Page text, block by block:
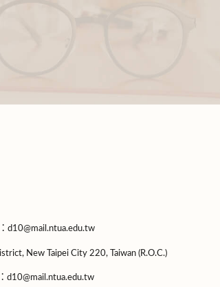
d10@mail.ntua.edu.tw
New Taipei City 220, Taiwan (R.O.C.)